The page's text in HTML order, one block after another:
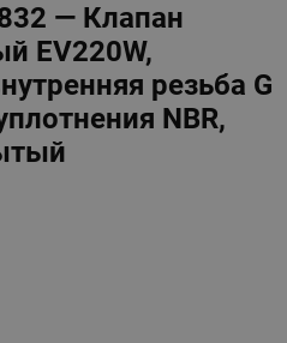
— Клапан
EV220W,
резьба G
NBR,